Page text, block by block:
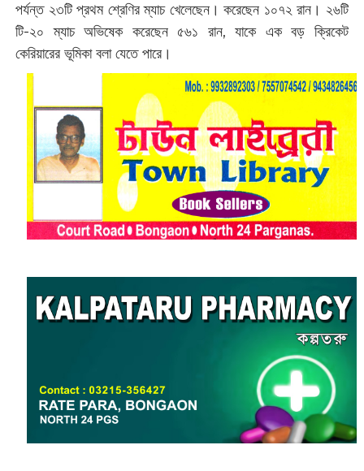
পর্যন্ত ২৩টি প্রথম শ্রেণির ম্যাচ খেলেছেন। করেছেন ১০৭২ রান। ২৬টি
টি-২০ ম্যাচ অভিষেক করেছেন ৫৬১ রান, যাকে এক বড় ক্রিকেট
কেরিয়ারের ভূমিকা বলা যেতে পারে।